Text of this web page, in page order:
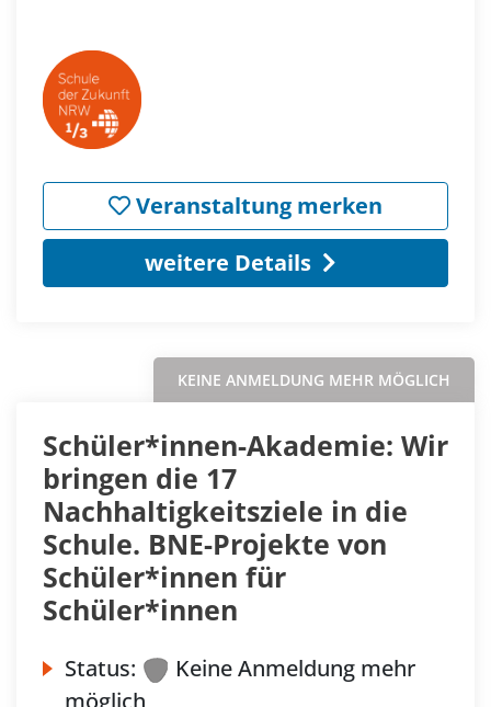
Veranstaltung merken
weitere Details
KEINE ANMELDUNG MEHR MÖGLICH
Schüler*innen-Akademie: Wir
bringen die 17
Nachhaltigkeitsziele in die
Schule. BNE-Projekte von
Schüler*innen für
Schüler*innen
Status:
Keine Anmeldung mehr
möglich